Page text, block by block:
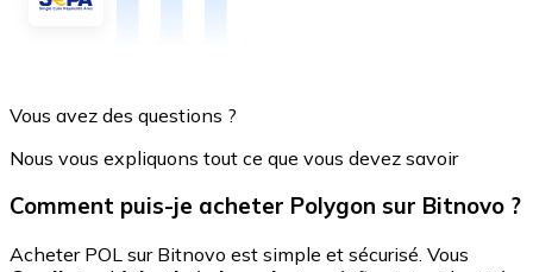
Vous avez des questions ?
Nous vous expliquons tout ce que vous devez savoir
Comment puis-je acheter Polygon sur Bitnovo ?
Acheter POL sur Bitnovo est simple et sécurisé. Vous